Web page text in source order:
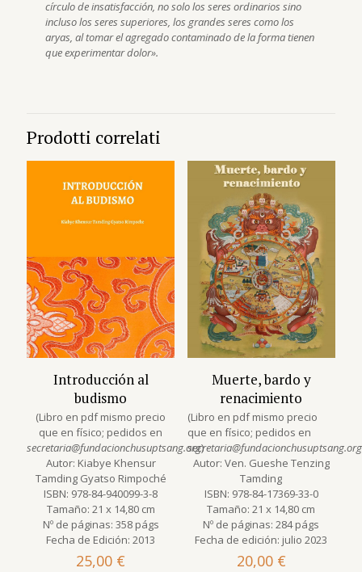
círculo de insatisfacción, no solo los seres ordinarios sino
incluso los seres superiores, los grandes seres como los
aryas, al tomar el agregado contaminado de la forma tienen
que experimentar dolor».
Prodotti correlati
Introducción al
budismo
(Libro en pdf mismo precio
que en físico; pedidos en
secretaria@fundacionchusuptsang.org)
Autor: Kiabye Khensur
Tamding Gyatso Rimpoché
ISBN: 978-84-940099-3-8
Tamaño: 21 x 14,80 cm
Nº de páginas: 358 págs
Fecha de Edición: 2013
25,00 €
Muerte, bardo y
renacimiento
(Libro en pdf mismo precio
que en físico; pedidos en
secretaria@fundacionchusuptsang.org
Autor: Ven. Gueshe Tenzing
Tamding
ISBN: 978-84-17369-33-0
Tamaño: 21 x 14,80 cm
Nº de páginas: 284 págs
Fecha de edición: julio 2023
20,00 €